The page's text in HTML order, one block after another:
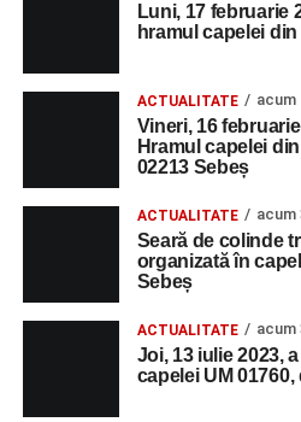
Luni, 17 februarie
hramul capelei
ACTUALITATE acum
Vineri, 16
Hramul capelei
02213 Sebeș
ACTUALITATE acum
Seară de colinde
organizată în
Sebeș
ACTUALITATE acum
Joi, 13 iulie 2023,
capelei UM